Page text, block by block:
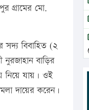
গ্রামের মো.
সদ্য বিবাহিত (২
নুরজাহান বাড়ির
নিয়ে যায়। ওই
দায়ের করেন।